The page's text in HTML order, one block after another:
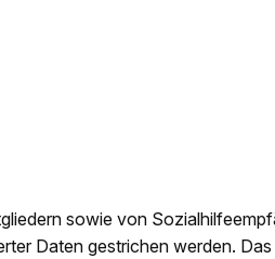
sowie von
Daten gestrichen werden.